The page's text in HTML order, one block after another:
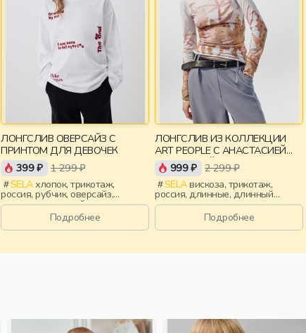
ЛОНГСЛИВ ОВЕРСАЙЗ С
ПРИНТОМ ДЛЯ ДЕВОЧЕК
399 ₽ 1 299 ₽
SELAхлопок, трикотаж,
россия, рубчик, оверсайз,
длинные, длинный рукав,
свободные, принт, вырез,
круглый вырез, девочки, дети
Подробнее
ЛОНГСЛИВ ИЗ КОЛЛЕКЦИИ
ART PEOPLE С АНАСТАСИЕЙ
РЫБАКОВОЙ
999 ₽ 2 299 ₽
SELAвискоза, трикотаж,
россия, длинные, длинный
рукав, приталенные, принт,
эластичные, девочки,
старшеклассники, дети
Подробнее